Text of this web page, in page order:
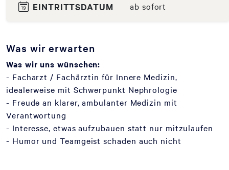
EINTRITTSDATUM ab sofort
Was wir erwarten
Was wir uns wünschen:
- Facharzt / Fachärztin für Innere Medizin,
idealerweise mit Schwerpunkt Nephrologie
- Freude an klarer, ambulanter Medizin mit
Verantwortung
- Interesse, etwas aufzubauen statt nur mitzulaufen
- Humor und Teamgeist schaden auch nicht